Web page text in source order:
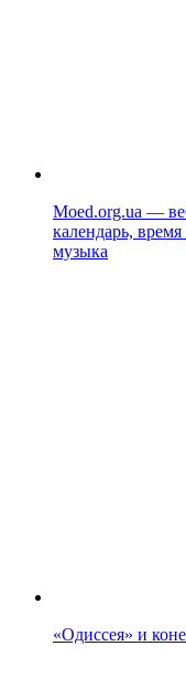
Moed.org.ua —
календарь,
музыка
«Одиссея» и